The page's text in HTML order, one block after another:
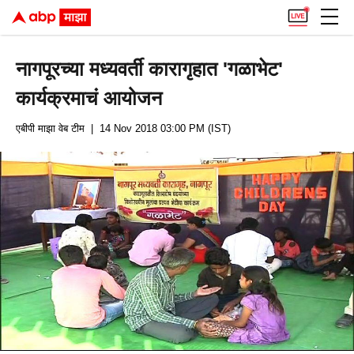
नागपूरच्या मध्यवर्ती कारागृहात 'गळाभेट'
कार्यक्रमाचं आयोजन
एबीपी माझा वेब टीम | 14 Nov 2018 03:00 PM (IST)